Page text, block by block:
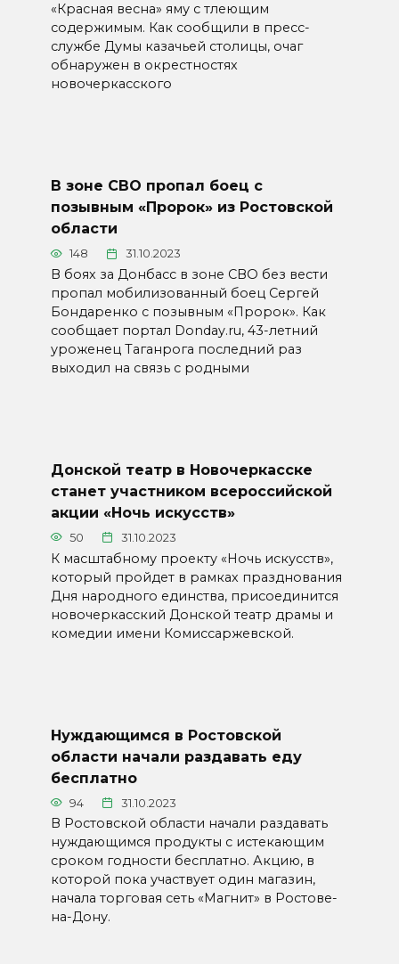
«Красная весна» яму с тлеющим
содержимым. Как сообщили в пресс-
службе Думы казачьей столицы, очаг
обнаружен в окрестностях
новочеркасского
В зоне СВО пропал боец с
позывным «Пророк» из Ростовской
области
148 31.10.2023
В боях за Донбасс в зоне СВО без вести
пропал мобилизованный боец Сергей
Бондаренко с позывным «Пророк». Как
сообщает портал Donday.ru, 43-летний
уроженец Таганрога последний раз
выходил на связь с родными
Донской театр в Новочеркасске
станет участником всероссийской
акции «Ночь искусств»
50 31.10.2023
К масштабному проекту «Ночь искусств»,
который пройдет в рамках празднования
Дня народного единства, присоединится
новочеркасский Донской театр драмы и
комедии имени Комиссаржевской.
Нуждающимся в Ростовской
области начали раздавать еду
бесплатно
94 31.10.2023
В Ростовской области начали раздавать
нуждающимся продукты с истекающим
сроком годности бесплатно. Акцию, в
которой пока участвует один магазин,
начала торговая сеть «Магнит» в Ростове-
на-Дону.